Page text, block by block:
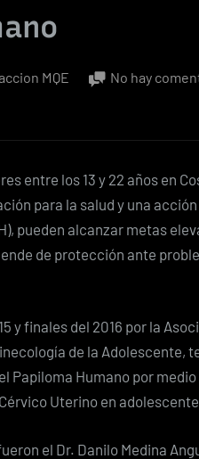
MQE No hay
entre los 13 y 22 años en
para la salud y una
pueden alcanzar metas
de protección ante
y finales del 2016 por la
de la Adolescente,
Papiloma Humano por
Uterino en
el Dr. Danilo Medina